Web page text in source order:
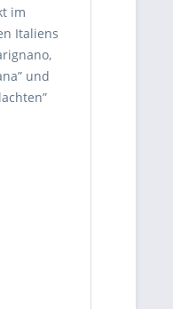
im
Italiens
und